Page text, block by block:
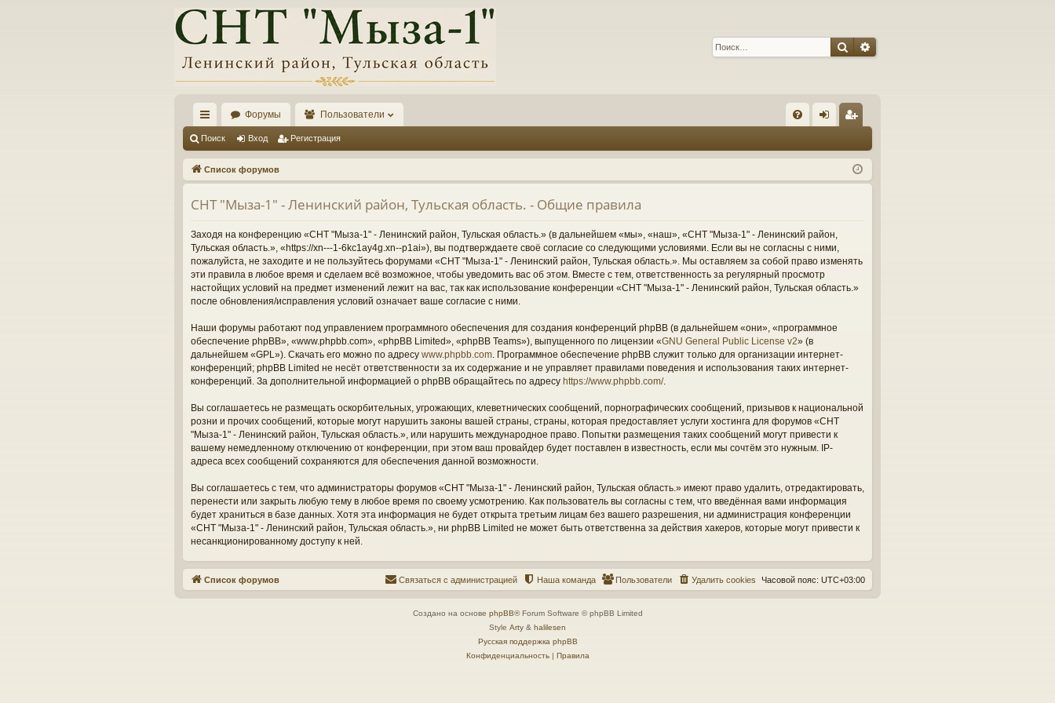
ПоискРасширенный поиск
с
ы
лк
и
Форумы Пользователи
Q д ис
тр
Поиск Вход Регистрация
Список форумов
СНТ "Мыза-1" - Ленинский район, Тульская область. - Общие правила
Заходя на конференцию «СНТ "Мыза-1" - Ленинский район, Тульская область.» (в дальнейшем «мы», «наш», «СНТ "Мыза-1" - Ленинский район,
Тульская область.», «https://xn---1-6kc1ay4g.xn--p1ai»), вы подтверждаете своё согласие со следующими условиями. Если вы не согласны с ними,
пожалуйста, не заходите и не пользуйтесь форумами «СНТ "Мыза-1" - Ленинский район, Тульская область.». Мы оставляем за собой право изменять
эти правила в любое время и сделаем всё возможное, чтобы уведомить вас об этом. Вместе с тем, ответственность за регулярный просмотр
настойщих условий на предмет изменений лежит на вас, так как использование конференции «СНТ "Мыза-1" - Ленинский район, Тульская область.»
после обновления/исправления условий означает ваше согласие с ними.
Наши форумы работают под управлением программного обеспечения для создания конференций phpBB (в дальнейшем «они», «программное
обеспечение phpBB», «www.phpbb.com», «phpBB Limited», «phpBB Teams»), выпущенного по лицензии «GNU General Public License v2» (в
дальнейшем «GPL»). Скачать его можно по адресу www.phpbb.com . Программное обеспечение phpBB служит только для организации интернет-
конференций; phpBB Limited не несёт ответственности за их содержание и не управляет правилами поведения и использования таких интернет-
конференций. За дополнительной информацией о phpBB обращайтесь по адресу https://www.phpbb.com/.
Вы соглашаетесь не размещать оскорбительных, угрожающих, клеветнических сообщений, порнографических сообщений, призывов к национальной
розни и прочих сообщений, которые могут нарушить законы вашей страны, страны, которая предоставляет услуги хостинга для форумов «СНТ
"Мыза-1" - Ленинский район, Тульская область.», или нарушить международное право. Попытки размещения таких сообщений могут привести к
вашему немедленному отключению от конференции, при этом ваш провайдер будет поставлен в известность, если мы сочтём это нужным. IP-
адреса всех сообщений сохраняются для обеспечения данной возможности.
Вы соглашаетесь с тем, что администраторы форумов «СНТ "Мыза-1" - Ленинский район, Тульская область.» имеют право удалить, отредактировать,
перенести или закрыть любую тему в любое время по своему усмотрению. Как пользователь вы согласны с тем, что введённая вами информация
будет храниться в базе данных. Хотя эта информация не будет открыта третьим лицам без вашего разрешения, ни администрация конференции
«СНТ "Мыза-1" - Ленинский район, Тульская область.», ни phpBB Limited не может быть ответственна за действия хакеров, которые могут привести к
несанкционированному доступу к ней.
Список форумов Часовой пояс: UTC+03:00
Удалить cookies
Пользователи
Наша команда
Связаться с администрацией
Создано на основе phpBB® Forum Software © phpBB Limited
Style Arty & halilesen
Русская поддержка phpBB
Конфиденциальность| Правила